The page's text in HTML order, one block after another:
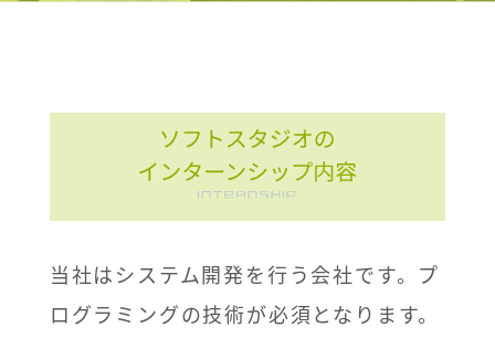
当社はシステム開発を行う会社です。プ
ログラミングの技術が必須となります。